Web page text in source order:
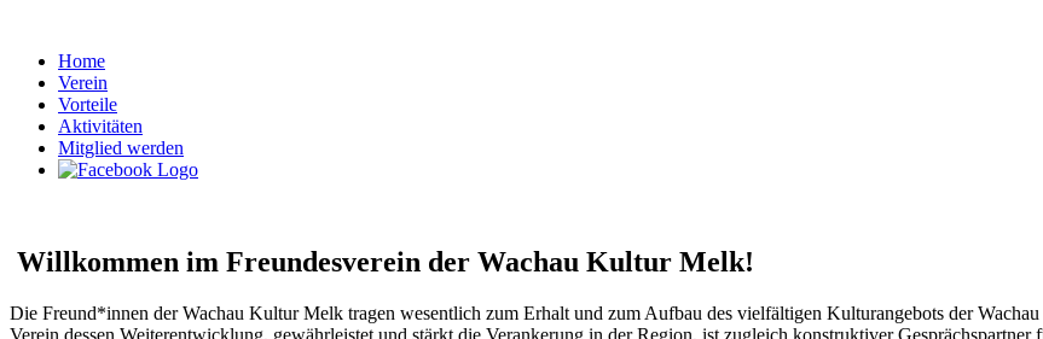
Home
Verein
Vorteile
Aktivitäten
Mitglied werden
Willkommen im Freundesverein der Wachau Kultur Melk!
Die Freund*innen der Wachau Kultur Melk tragen wesentlich zum Erhalt und zum Aufbau des vielfältigen Kulturangebots der
Verein dessen Weiterentwicklung, gewährleistet und stärkt die Verankerung in der Region, ist zugleich konstruktiver